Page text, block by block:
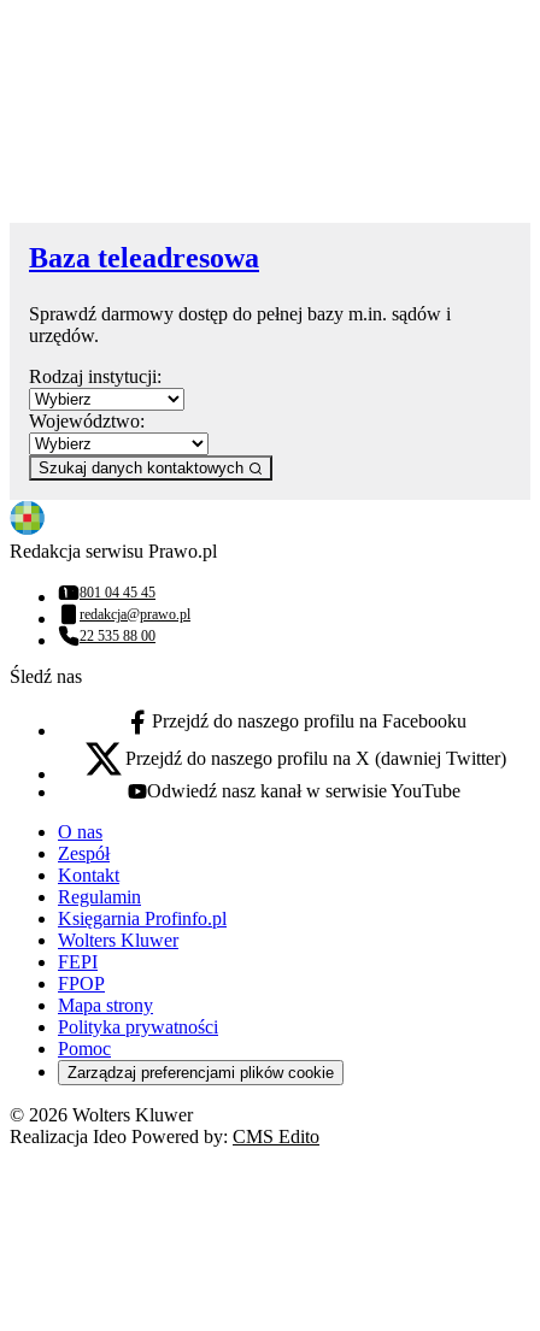
Baza teleadresowa
Sprawdź darmowy dostęp do pełnej bazy m.in. sądów i
urzędów.
Rodzaj instytucji:
Województwo:
Szukaj danych kontaktowych
Redakcja serwisu Prawo.pl
Numer telefonu:
801 04 45 45
Adres email:
redakcja@prawo.pl
Numer telefonu:
22 535 88 00
Śledź nas
facebook - otwiera się w nowej karcie
Przejdź do naszego profilu na Facebooku
x - otwiera się w nowej karcie
Przejdź do naszego profilu na X (dawniej Twitter)
youtube - otwiera się w nowej karcie
Odwiedź nasz kanał w serwisie YouTube
O nas
Zespół
Kontakt
Regulamin
Księgarnia Profinfo.pl
Wolters Kluwer
FEPI
FPOP
Mapa strony
Polityka prywatności
Pomoc
Zarządzaj preferencjami plików cookie
© 2026 Wolters Kluwer
Realizacja Ideo Powered by: CMS Edito